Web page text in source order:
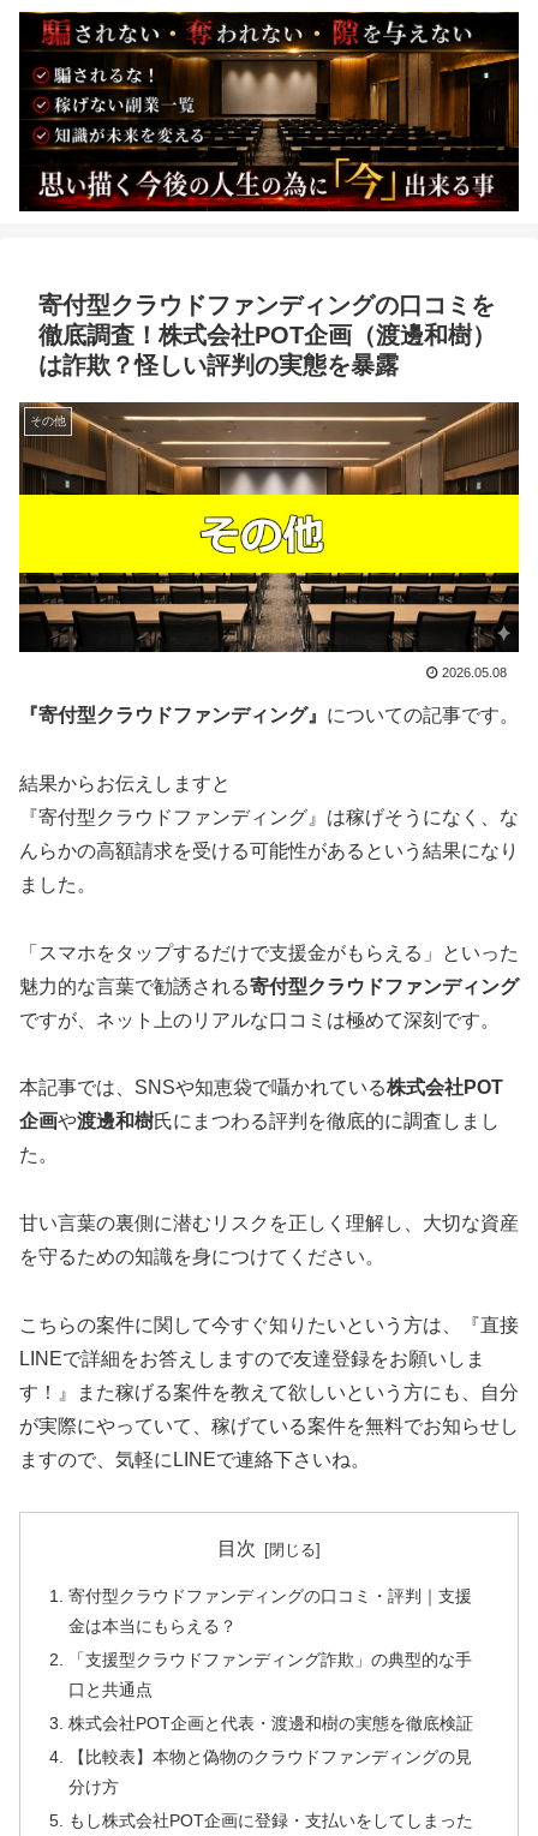
寄付型クラウドファンディングの口コミを
徹底調査！株式会社POT企画（渡邊和樹）
は詐欺？怪しい評判の実態を暴露
その他
2026.05.08
『寄付型クラウドファンディング』 についての記事です。
結果からお伝えしますと
『寄付型クラウドファンディング』は稼げそうになく、な
んらかの高額請求を受ける可能性がある という結果になり
ました。
「スマホをタップするだけで支援金がもらえる」といった
魅力的な言葉で勧誘される寄付型クラウドファンディング
ですが、ネット上のリアルな口コミは極めて深刻です。
本記事では、SNSや知恵袋で囁かれている株式会社POT
企画や渡邊和樹氏にまつわる評判を徹底的に調査しまし
た。
甘い言葉の裏側に潜むリスクを正しく理解し、大切な資産
を守るための知識を身につけてください。
こちらの案件に関して今すぐ知りたいという方は、
『直接
LINEで詳細をお答えしますので友達登録をお願いしま
す！』
また稼げる案件を教えて欲しいという方にも、自分
が実際にやっていて、稼げている案件を無料でお知らせし
ますので、気軽にLINEで連絡下さいね。
目次
寄付型クラウドファンディングの口コミ・評判｜支援
金は本当にもらえる？
「支援型クラウドファンディング詐欺」の典型的な手
口と共通点
株式会社POT企画と代表・渡邊和樹の実態を徹底検証
【比較表】本物と偽物のクラウドファンディングの見
分け方
もし株式会社POT企画に登録・支払いをしてしまった